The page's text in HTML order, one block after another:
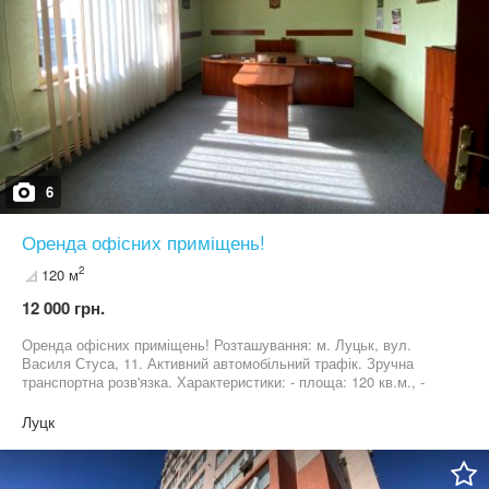
6
Оренда офісних приміщень!
120 м2
12 000 грн.
Оренда офісних приміщень! Розташування: м. Луцьк, вул.
Василя Стуса, 11. Активний автомобільний трафік. Зручна
транспортна розв'язка. Характеристики: - площа: 120 кв.м., -
приміщення, - окремий вхід, - можливість розміщення рекламної
вивіски на фасаді, - парковка на 3-5 місць. Комунікації: -
електроенергія: лічильник, - кондиціонери, - є твердопаливний
котел, - водопостачання: холодна-гаряча, (лічильник) - природня
Луцк